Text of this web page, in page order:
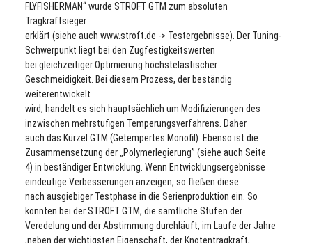
FLYFISHERMAN“ wurde STROFT GTM zum absoluten
Tragkraftsieger
erklärt (siehe auch www.stroft.de -> Testergebnisse). Der Tuning-
Schwerpunkt liegt bei den Zugfestigkeitswerten
bei gleichzeitiger Optimierung höchstelastischer
Geschmeidigkeit. Bei diesem Prozess, der beständig
weiterentwickelt
wird, handelt es sich hauptsächlich um Modifizierungen des
inzwischen mehrstufigen Temperungsverfahrens. Daher
auch das Kürzel GTM (Getempertes Monofil). Ebenso ist die
Zusammensetzung der „Polymerlegierung” (siehe auch Seite
4) in beständiger Entwicklung. Wenn Entwicklungsergebnisse
eindeutige Verbesserungen anzeigen, so fließen diese
nach ausgiebiger Testphase in die Serienproduktion ein. So
konnten bei der STROFT GTM, die sämtliche Stufen der
Veredelung und der Abstimmung durchläuft, im Laufe der Jahre
,neben der wichtigsten Eigenschaft, der Knotentragkraft,